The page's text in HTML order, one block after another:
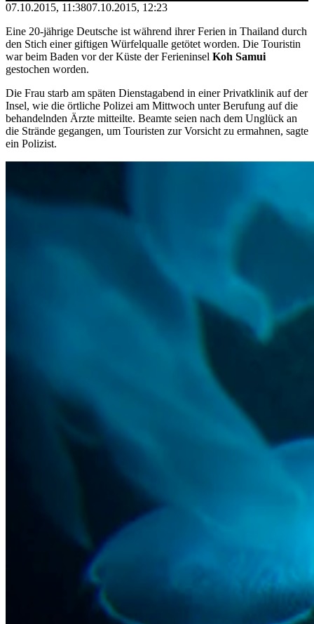
07.10.2015, 11:3807.10.2015, 12:23
Eine 20-jährige Deutsche ist während ihrer Ferien in Thailand durch
den Stich einer giftigen Würfelqualle getötet worden. Die Touristin
war beim Baden vor der Küste der Ferieninsel Koh Samui
gestochen worden.
Die Frau starb am späten Dienstagabend in einer Privatklinik auf der
Insel, wie die örtliche Polizei am Mittwoch unter Berufung auf die
behandelnden Ärzte mitteilte. Beamte seien nach dem Unglück an
die Strände gegangen, um Touristen zur Vorsicht zu ermahnen, sagte
ein Polizist.